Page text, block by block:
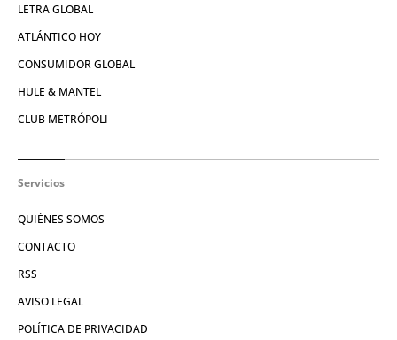
LETRA GLOBAL
ATLÁNTICO HOY
CONSUMIDOR GLOBAL
HULE & MANTEL
CLUB METRÓPOLI
Servicios
QUIÉNES SOMOS
CONTACTO
RSS
AVISO LEGAL
POLÍTICA DE PRIVACIDAD